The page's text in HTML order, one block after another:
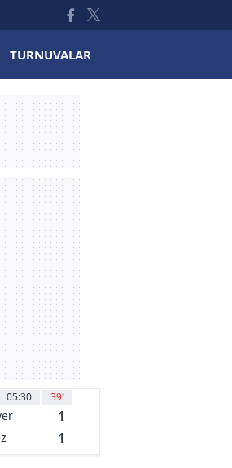
TURNUVALAR
05:30 39'
FC
1
1